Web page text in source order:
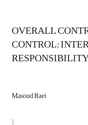
OVERALL
CONTROL:
Masoud Raei